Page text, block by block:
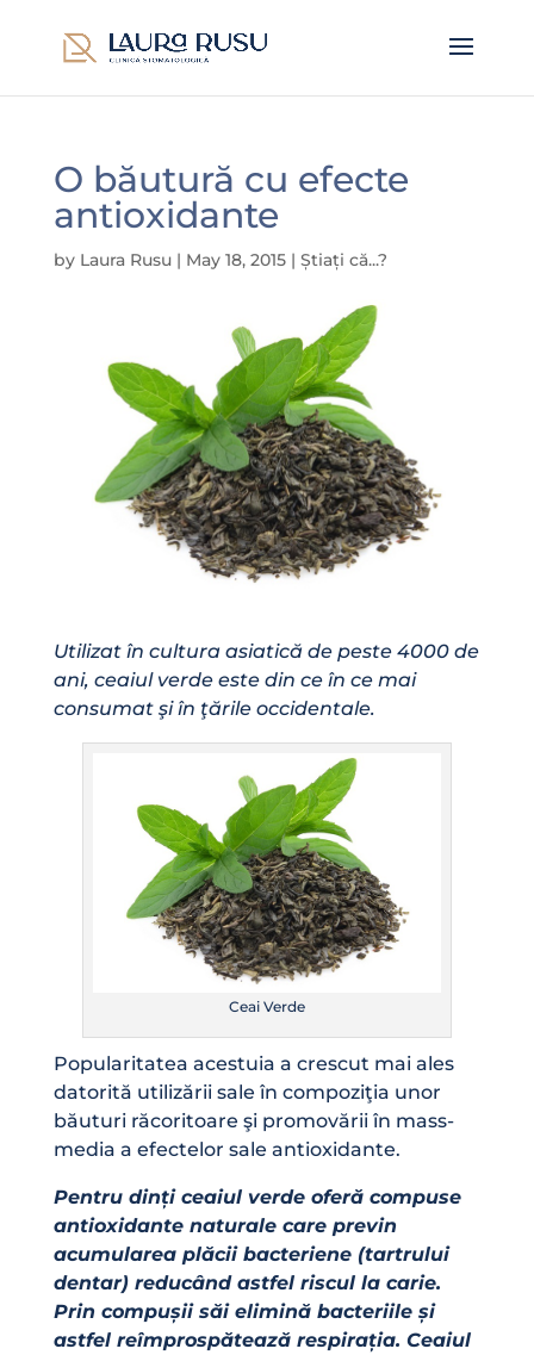
O băutură cu efecte
antioxidante
by Laura Rusu| May 18, 2015| Știați că...?
Utilizat în cultura asiatică de peste 4000 de
ani, ceaiul verde este din ce în ce mai
consumat şi în ţările occidentale.
Ceai Verde
Popularitatea acestuia a crescut mai ales
datorită utilizării sale în compoziţia unor
băuturi răcoritoare şi promovării în mass-
media a efectelor sale antioxidante.
Pentru dinți ceaiul verde oferă compuse
antioxidante naturale care previn
acumularea plăcii bacteriene (tartrului
dentar) reducând astfel riscul la carie.
Prin compușii săi elimină bacteriile și
astfel reîmprospătează respirația. Ceaiul